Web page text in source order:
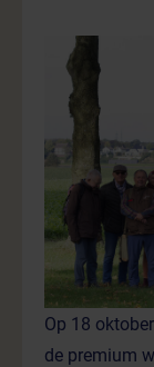
Op 18
de premium